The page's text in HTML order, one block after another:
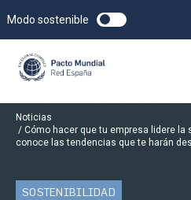
Modo sostenible
Noticias
Cómo hacer que tu empresa lidere
conoce las tendencias que te harán
SOSTENIBILIDAD